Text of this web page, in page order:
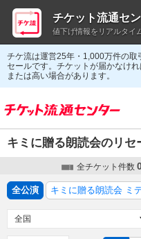
チケ流は運営25年・1,000万件の取
セールです。チケットが届かなけ
または高い場合があります。
キミに贈る朗読会のリセ
全チケット件数
全公演 キミに贈る朗読会 ミ
チケット流通セ
値下げ情報をリアルタイ